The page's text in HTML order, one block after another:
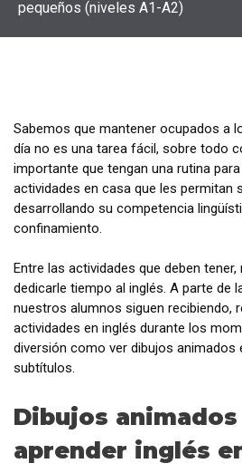
pequeños (niveles A1-A2)
Sabemos que mantener ocupados a
día no es una tarea fácil, sobre todo
importante que tengan una rutina
actividades en casa que les permitan
desarrollando su competencia
confinamiento.
Entre las actividades que deben
dedicarle tiempo al inglés. A parte de
nuestros alumnos siguen recibiendo,
actividades en inglés durante los
diversión como ver dibujos animados
subtítulos.
Dibujos animados
aprender inglés